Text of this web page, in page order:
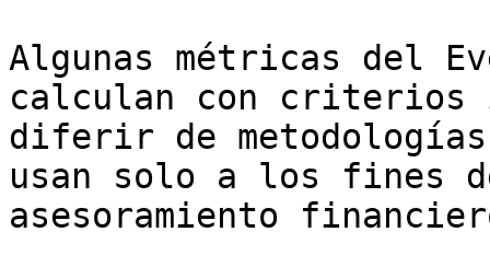
Algunas métricas del
calculan con criterios
diferir de
usan solo a los fines
asesoramiento